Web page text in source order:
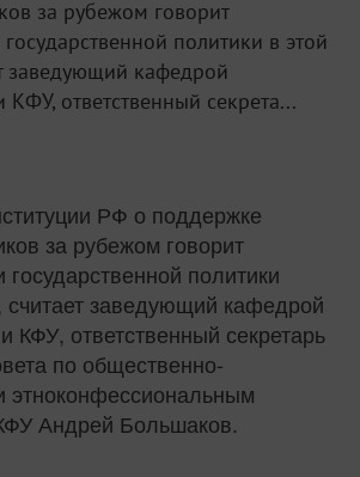
за рубежом говорит
политики в этой
заведующий кафедрой
КФУ, ответственный секрета...
РФ о поддержке
за рубежом говорит
государственной политики
считает заведующий кафедрой
КФУ, ответственный секретарь
по общественно-
этноконфессиональным
Андрей Большаков.